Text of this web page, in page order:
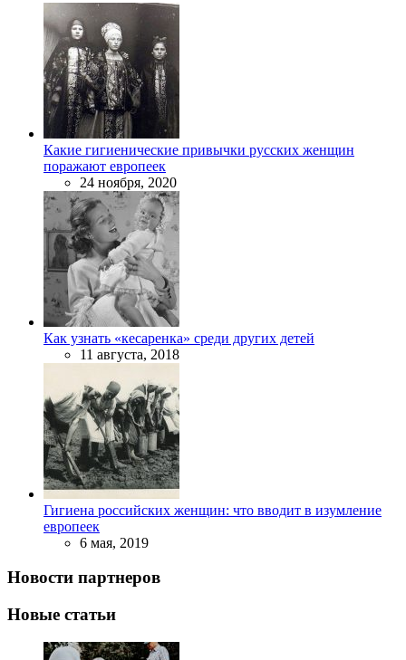
Какие гигиенические привычки русских женщин
поражают европеек
24 ноября, 2020
Как узнать «кесаренка» среди других детей
11 августа, 2018
Гигиена российских женщин: что вводит в изумление
европеек
6 мая, 2019
Новости партнеров
Новые статьи